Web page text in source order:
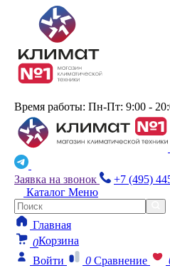
Время работы: Пн-Пт: 9:00 -
Заявка на звонок
+7 (495)
Каталог Меню
Главная
0Корзина
Войти
0 Сравнение